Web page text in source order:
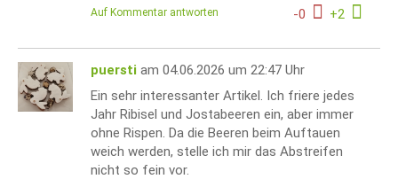
-0 +2
Auf Kommentar antworten
puersti am 04.06.2026 um 22:47 Uhr
Ein sehr interessanter Artikel. Ich friere jedes
Jahr Ribisel und Jostabeeren ein, aber immer
ohne Rispen. Da die Beeren beim Auftauen
weich werden, stelle ich mir das Abstreifen
nicht so fein vor.